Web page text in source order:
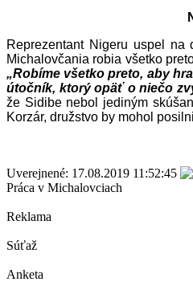
Reprezentant Nigeru uspel
Michalovčania robia všetko
„Robíme všetko preto, aby
útočník, ktorý opäť o niečo
že Sidibe nebol jediným
Korzár, družstvo by mohol
Uverejnené: 17.08.2019 11:52:45
Práca v Michalovciach
Reklama
Súťaž
Anketa